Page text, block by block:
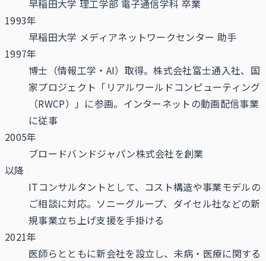
早稲田大学 理工学部 電子通信学科 卒業
1993年
早稲田大学 メディアネットワークセンター 助手
1997年
博士（情報工学・AI）取得。株式会社富士通入社、国
家プロジェクト「リアルワールドコンピューティング
（RWCP）」に参画。インターネットの動画配信事業
に従事
2005年
ブロードバンドジャパン株式会社を創業
以降
ITコンサルタントとして、コスト構造や事業モデルの
ご相談に対応。ソニーグループ、ダイセル社などの新
規事業立ち上げ支援を手掛ける
2021年
医師らとともに新会社を設立し、未病・医療に関する